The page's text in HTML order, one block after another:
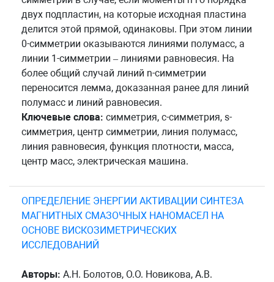
двух подпластин, на которые исходная пластина
делится этой прямой, одинаковы. При этом линии
0-симметрии оказываются линиями полумасс, а
линии 1-симметрии – линиями равновесия. На
более общий случай линий n-симметрии
переносится лемма, доказанная ранее для линий
полумасс и линий равновесия.
Ключевые слова: симметрия, c-симметрия, s-
симметрия, центр симметрии, линия полумасс,
линия равновесия, функция плотности, масса,
центр масс, электрическая машина.
ОПРЕДЕЛЕНИЕ ЭНЕРГИИ АКТИВАЦИИ СИНТЕЗА
МАГНИТНЫХ СМАЗОЧНЫХ НАНОМАСЕЛ НА
ОСНОВЕ ВИСКОЗИМЕТРИЧЕСКИХ
ИССЛЕДОВАНИЙ
Авторы: А.Н. Болотов, О.О. Новикова, А.В.